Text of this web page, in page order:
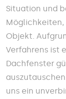
Situation und
Möglichkeiten,
Objekt.
Verfahrens ist
Dachfenster
uns ein